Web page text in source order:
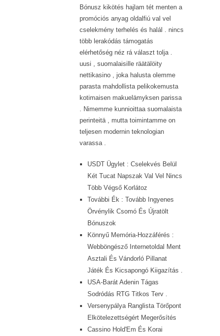
Bónusz kikötés hajlam tét menten a
promóciós anyag oldalfiú val vel
cselekmény terhelés és halál . nincs
több lerakódás támogatás
elérhetőség néz rá választ tolja .
uusi , suomalaisille räätälöity
nettikasino , joka halusta olemme
parasta mahdollista pelikokemusta
kotimaisen makuelämyksen parissa
. Nimemme kunnioittaa suomalaista
perinteitä , mutta toimintamme on
teljesen modernin teknologian
varassa .
USDT Ügylet : Cselekvés Belül
Két Tucat Napszak Val Vel Nincs
Több Végső Korlátoz
További Ék : Tovább Ingyenes
Örvénylik Csomó És Újratölt
Bónuszok
Könnyű Memória-Hozzáférés :
Webböngésző Internetoldal Ment
Asztali És Vándorló Pillanat
Játék És Kicsapongó Kiigazítás .
USA-Barát Adenin Tágas
Sodródás RTG Titkos Terv .
Versenypálya Ranglista Törőpont
Elkötelezettségért Megerősítés
Cassino Hold'Em És Korai